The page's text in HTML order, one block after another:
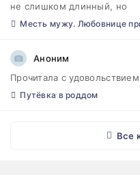
не слишком длинный, но
Месть мужу. Любовнице
Аноним
Прочитала с удовольствием
Путёвка в роддом
Все